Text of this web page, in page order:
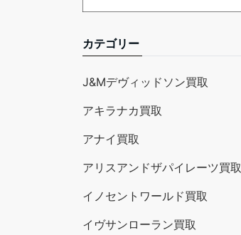
カテゴリー
J&Mデヴィッドソン買取
アキラナカ買取
アナイ買取
アリスアンドザパイレーツ買取
イノセントワールド買取
イヴサンローラン買取